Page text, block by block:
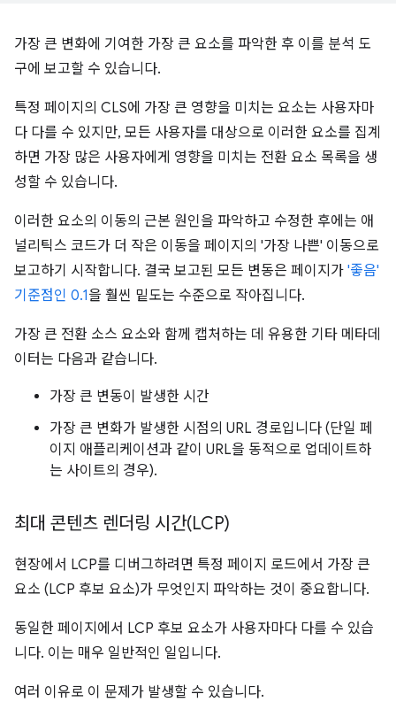
가장 큰 변화에 기여한 가장 큰 요소를 파악한 후 이를 분석 도
구에 보고할 수 있습니다.
특정 페이지의 CLS에 가장 큰 영향을 미치는 요소는 사용자마
다 다를 수 있지만, 모든 사용자를 대상으로 이러한 요소를 집계
하면 가장 많은 사용자에게 영향을 미치는 전환 요소 목록을 생
성할 수 있습니다.
이러한 요소의 이동의 근본 원인을 파악하고 수정한 후에는 애
널리틱스 코드가 더 작은 이동을 페이지의 '가장 나쁜' 이동으로
보고하기 시작합니다. 결국 보고된 모든 변동은 페이지가 '좋음'
기준점인 0.1을 훨씬 밑도는 수준으로 작아집니다.
가장 큰 전환 소스 요소와 함께 캡처하는 데 유용한 기타 메타데
이터는 다음과 같습니다.
가장 큰 변동이 발생한 시간
가장 큰 변화가 발생한 시점의 URL 경로입니다 (단일 페
이지 애플리케이션과 같이 URL을 동적으로 업데이트하
는 사이트의 경우).
최대 콘텐츠 렌더링 시간(LCP)
현장에서 LCP를 디버그하려면 특정 페이지 로드에서 가장 큰
요소 (LCP 후보 요소)가 무엇인지 파악하는 것이 중요합니다.
동일한 페이지에서 LCP 후보 요소가 사용자마다 다를 수 있습
니다. 이는 매우 일반적인 일입니다.
여러 이유로 이 문제가 발생할 수 있습니다.